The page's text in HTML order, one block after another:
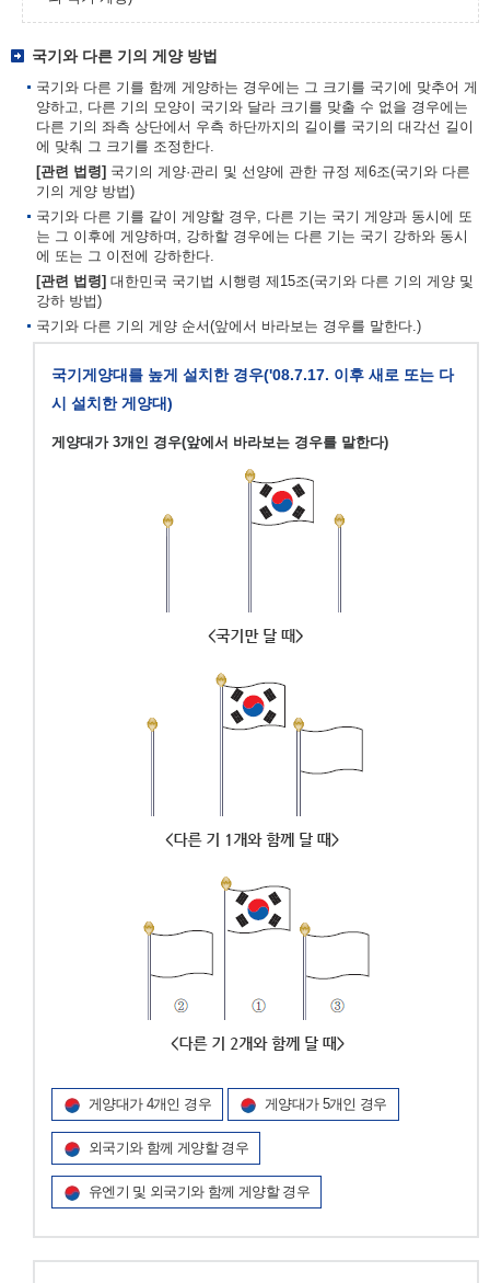
국기와 다른 기의 게양 방법
국기와 다른 기를 함께 게양하는 경우에는 그 크기를 국기에 맞추어 게
양하고, 다른 기의 모양이 국기와 달라 크기를 맞출 수 없을 경우에는
다른 기의 좌측 상단에서 우측 하단까지의 길이를 국기의 대각선 길이
에 맞춰 그 크기를 조정한다.
[관련 법령] 국기의 게양·관리 및 선양에 관한 규정 제6조(국기와 다른
기의 게양 방법)
국기와 다른 기를 같이 게양할 경우, 다른 기는 국기 게양과 동시에 또
는 그 이후에 게양하며, 강하할 경우에는 다른 기는 국기 강하와 동시
에 또는 그 이전에 강하한다.
[관련 법령] 대한민국 국기법 시행령 제15조(국기와 다른 기의 게양 및
강하 방법)
국기와 다른 기의 게양 순서(앞에서 바라보는 경우를 말한다.)
국기게양대를 높게 설치한 경우('08.7.17. 이후 새로 또는 다
시 설치한 게양대)
게양대가 3개인 경우(앞에서 바라보는 경우를 말한다)
게양대가 4개인 경우 게양대가 5개인 경우
외국기와 함께 게양할 경우
유엔기 및 외국기와 함께 게양할 경우